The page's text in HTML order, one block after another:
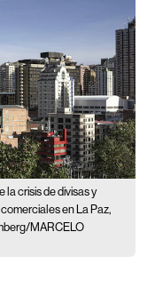
la crisis de divisas y
en La Paz,
MARCELO